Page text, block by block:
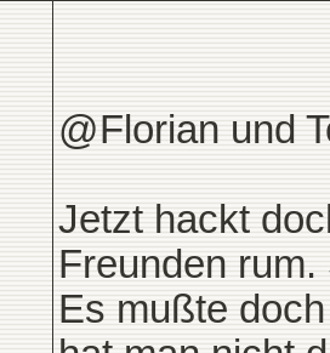
@Florian und
Jetzt hackt
Freunden
Es mußte